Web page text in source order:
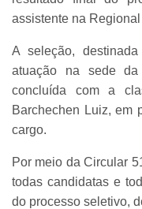
assistente na
A seleção,
atuação na sede
concluída com a
Barchechen Luiz, em
cargo.
Por meio da Circular
todas candidatas e
do processo seletivo,